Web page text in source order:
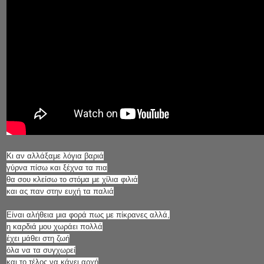
Κι αν αλλάξαμε λόγια βαριά
γύρνα πίσω και ξέχνα τα πια
θα σου κλείσω το στόμα με χίλια φιλιά
και ας παν στην ευχή τα παλιά
Είναι αλήθεια μια φορά πως με πίκρανες αλλά,
η καρδιά μου χωράει πολλά
έχει μάθει στη ζωή
όλα να τα συγχωρεί
και το τέλος να κάνει αρχή